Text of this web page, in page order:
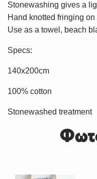
Stonewashing gives a
Hand knotted fringing
Use as a towel, beach
Specs:
140x200cm
100% cotton
Stonewashed treatment